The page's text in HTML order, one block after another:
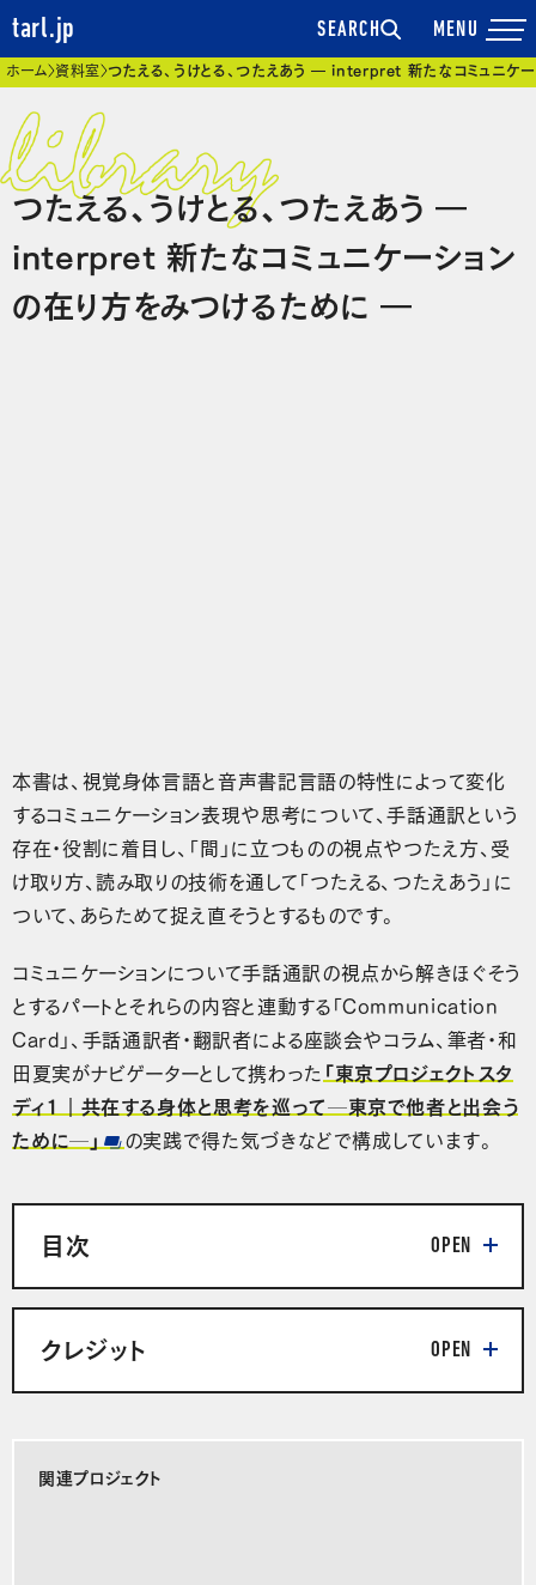
tarl.jp SEARCH
現在位置
ホーム 資料室 つたえる、うけとる、つたえあう ― interpret 新たなコミュニ
つたえる、うけとる、つたえあう ―
interpret 新たなコミュニケーション
の在り方をみつけるために ―
本書は、視覚身体言語と音声書記言語の特性によって変化
するコミュニケーション表現や思考について、手話通訳という
存在・役割に着目し、「間」に立つものの視点やつたえ方、受
け取り方、読み取りの技術を通して「つたえる、つたえあう」に
ついて、あらためて捉え直そうとするものです。
コミュニケーションについて手話通訳の視点から解きほぐそう
とするパートとそれらの内容と連動する「Communication
Card」、手話通訳者・翻訳者による座談会やコラム、筆者・和
田夏実がナビゲーターとして携わった 「東京プロジェクトスタ
ディ1｜共在する身体と思考を巡って─東京で他者と出会う
ために─」
の実践で得た気づきなどで構成しています。
目次
クレジット
関連プロジェクト